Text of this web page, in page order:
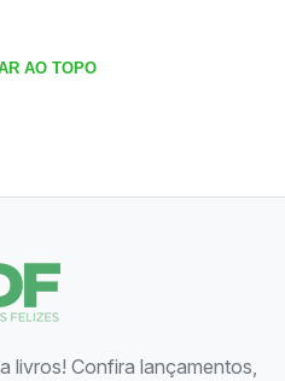
AO TOPO
livros! Confira lançamentos,